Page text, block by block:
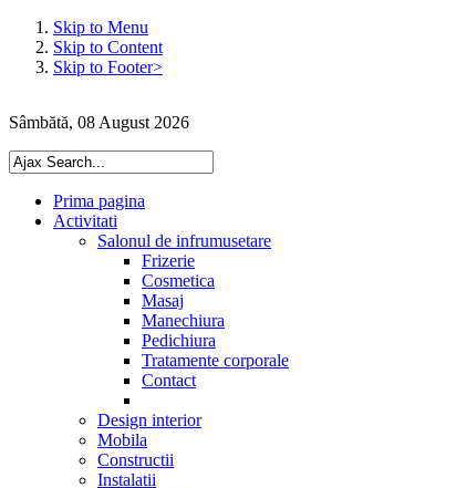
Skip to Menu
Skip to Content
Skip to Footer>
Sâmbătă, 08 August 2026
Prima pagina
Activitati
Salonul de infrumusetare
Frizerie
Cosmetica
Masaj
Manechiura
Pedichiura
Tratamente corporale
Contact
Design interior
Mobila
Constructii
Instalatii